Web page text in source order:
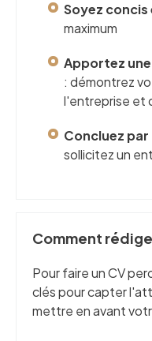
Soyez
maximum
Apportez
: démontrez
l'entreprise et
Concluez
sollicitez un
Comment
Pour faire un CV
clés pour capter
mettre en avant